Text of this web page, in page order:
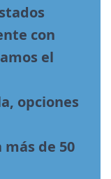
con
el
opciones
de 50